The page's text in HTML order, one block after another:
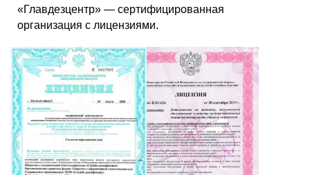
«Главдезцентр» — сертифицированная
организация с лицензиями.